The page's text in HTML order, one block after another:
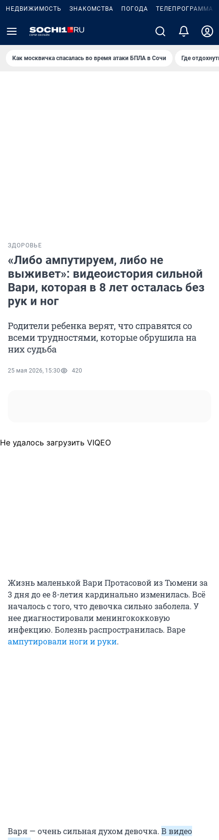
НЕДВИЖИМОСТЬ ЗНАКОМСТВА ПОГОДА ТЕЛЕПРОГРАММА
Как москвичка спасалась во время атаки БПЛА в Сочи Где
ЗДОРОВЬЕ
«Либо ампутируем, либо не
выживет»: видеоистория сильной
Вари, которая в 8 лет осталась без
рук и ног
Родители ребенка верят, что справятся со
всеми трудностями, которые обрушила на
них судьба
25 мая 2026, 15:30 420
Не удалось загрузить VIQEO
Жизнь маленькой Вари Протасовой из Тюмени за
3 дня до ее 8-летия кардинально изменилась. Всё
началось с того, что девочка сильно заболела. У
нее диагностировали менингококковую
инфекцию. Болезнь распространилась. Варе
ампутировали ноги и руки.
Варя — очень сильная духом девочка. В видео